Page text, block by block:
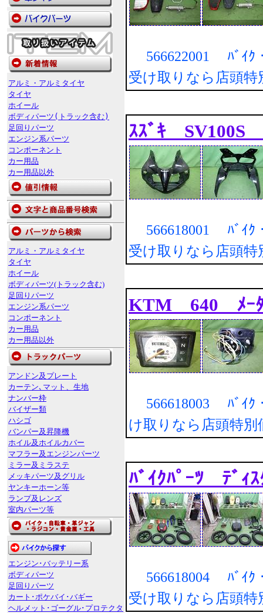
アルミ・アルミタイヤ
タイヤ
ホイール
ボディパーツ(トラック含む)
足回りパーツ
エンジン系パーツ
コンポーネント
カー用品
カー用品以外
アルミ・アルミタイヤ
タイヤ
ホイール
ボディパーツ(トラック含む)
足回りパーツ
エンジン系パーツ
コンポーネント
カー用品
カー用品以外
アンドン及プレート
カーテン､マット、生地
ナンバー枠
バイザー類
ハシゴ
バンパー及昇降機
ホイル及ホイルカバー
マフラー及エンジンパーツ
ミラー及ミラステ
メッキパーツ及グリル
ヤンキーホーン等
ランプ及レンズ
室内パーツ等
エンジン･バッテリー系
ボディパーツ
足回りパーツ
カート･ポケバイ･バギー
ヘルメット･ゴーグル･プロテクタ
566622001 ﾊﾞｲｸ
受け取りなら店頭特
ｽｽﾞｷ SV100S
566618001 ﾊﾞｲｸ
受け取りなら店頭特
KTM 640 ﾒｰ
566618003 ﾊﾞｲｸ
け取りなら店頭特別
ﾊﾞｲｸﾊﾟｰﾂ ﾃﾞ
566618004 ﾊﾞｲｸ
受け取りなら店頭特